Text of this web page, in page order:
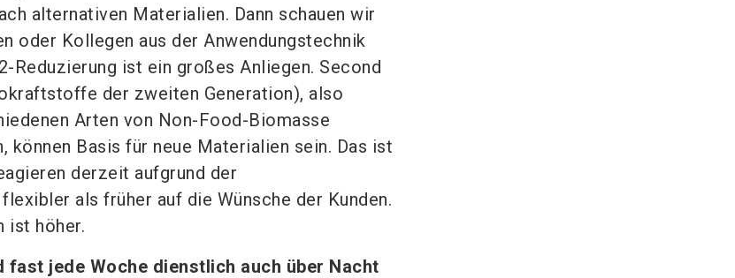
alternativen Materialien. Dann schauen wir
oder Kollegen aus der Anwendungstechnik
Reduzierung ist ein großes Anliegen. Second
der zweiten Generation), also
Arten von Non-Food-Biomasse
können Basis für neue Materialien sein. Das ist
derzeit aufgrund der
als früher auf die Wünsche der Kunden.
ist höher.
jede Woche dienstlich auch über Nacht